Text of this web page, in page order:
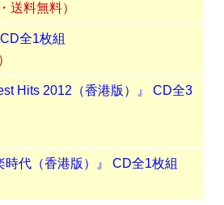
送料無料）
全1枚組
Hits 2012（香港版）』 CD全3
時代（香港版）』 CD全1枚組